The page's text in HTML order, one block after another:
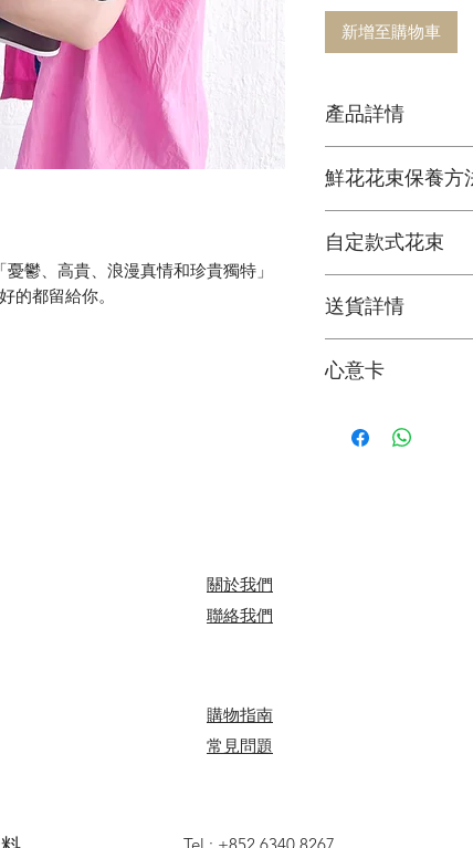
鬱、高貴、浪漫真情和珍貴獨特」
的都留給你。
新增至購物車
產品詳情
可擺放約一星期
鮮花花束保養方
2. 放在通風環境和陰
3. 避免陽光直接照
4. 盡快剔除任何已
5. 可於每次換水時
自定款式花束
＞詳情請聯絡我們
送貨詳情
料。
A. 9:00 - 13:00
心意卡
可於下訂單時寫下
關於我們
​聯絡我們
​​購物指南
​常見問題
Tel : +852 6340 8267